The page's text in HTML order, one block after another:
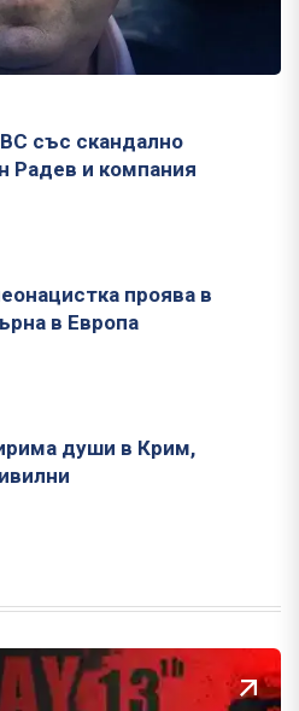
със скандално
Радев и компания
проява в
в Европа
души в Крим,